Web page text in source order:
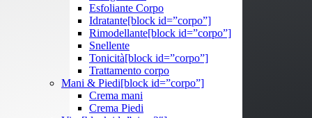
Esfoliante Corpo
Idratante[block id=”corpo”]
Rimodellante[block id=”corpo”]
Snellente
Tonicità[block id=”corpo”]
Trattamento corpo
Mani & Piedi[block id=”corpo”]
Crema mani
Crema Piedi